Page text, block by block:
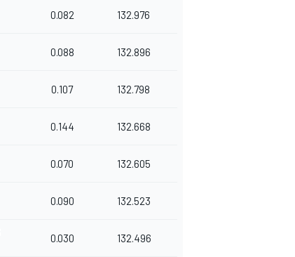
0.082 132.976
0.088 132.896
0.107 132.798
0.144 132.668
0.070 132.605
0.090 132.523
0.030 132.496